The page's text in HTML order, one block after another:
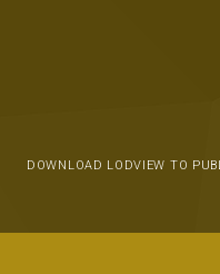
DOWNLOAD LODVIEW TO